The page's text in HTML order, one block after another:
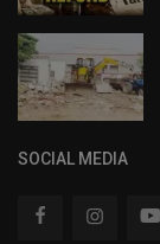
SOCIAL MEDIA